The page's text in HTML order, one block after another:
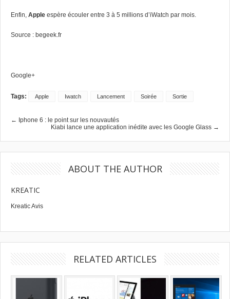
Enfin, Apple espère écouler entre 3 à 5 millions d’iWatch par mois.
Source : begeek.fr
Google+
Tags: Apple Iwatch Lancement Soirée Sortie
← Iphone 6 : le point sur les nouvautés
Kiabi lance une application inédite avec les Google Glass →
ABOUT THE AUTHOR
KREATIC
Kreatic Avis
RELATED ARTICLES